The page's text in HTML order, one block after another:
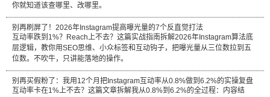
你就知道该查哪里、改哪里。
别再刷屏了！2026年Instagram提高曝光量的7个反直觉打法
互动率跌到1%？Reach上不去？这篇实战指南拆解2026年Instagram算法底
层逻辑，教你用SEO思维、小众标签和互动钩子，把曝光量从三位数拉到五
位数。不吹牛，只讲能落地的操作。
别再买假粉了：我用12个月把Instagram互动率从0.8%做到6.2%的实操复盘
互动率卡在1%上不去？这篇文章拆解我从0.8%到6.2%的全过程：内容结